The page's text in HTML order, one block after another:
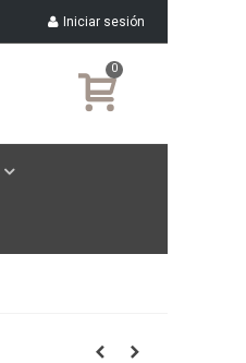
Iniciar sesión
0